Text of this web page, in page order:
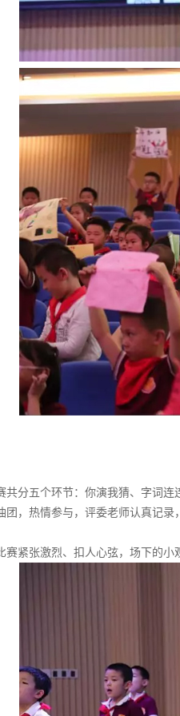
共分五个环节：你演我猜、字词
团，热情参与，评委老师认真
赛紧张激烈、扣人心弦，场下的小